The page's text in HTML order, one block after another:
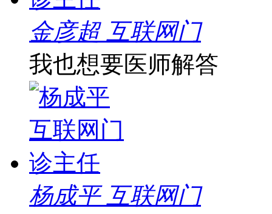
金彦超 互联网门
我也想要医师解答
杨成平 互联网门